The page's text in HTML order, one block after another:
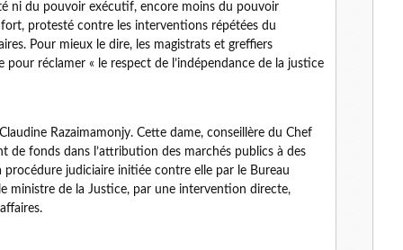
ni du pouvoir exécutif, encore moins du pouvoir
protesté contre les interventions répétées du
Pour mieux le dire, les magistrats et greffiers
réclamer « le respect de l’indépendance de la justice
Razaimamonjy. Cette dame, conseillère du Chef
de fonds dans l’attribution des marchés publics à des
judiciaire initiée contre elle par le Bureau
ministre de la Justice, par une intervention directe,